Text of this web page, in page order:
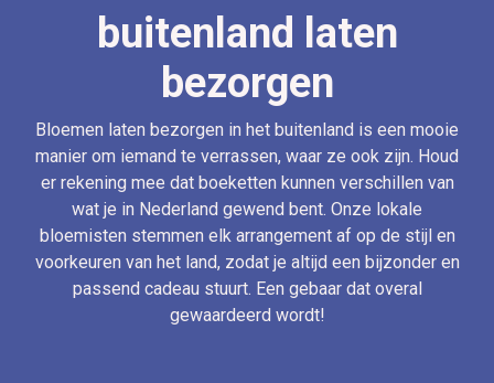
buitenland laten
bezorgen
Bloemen laten bezorgen in het buitenland is een mooie
manier om iemand te verrassen, waar ze ook zijn. Houd
er rekening mee dat boeketten kunnen verschillen van
wat je in Nederland gewend bent. Onze lokale
bloemisten stemmen elk arrangement af op de stijl en
voorkeuren van het land, zodat je altijd een bijzonder en
passend cadeau stuurt. Een gebaar dat overal
gewaardeerd wordt!